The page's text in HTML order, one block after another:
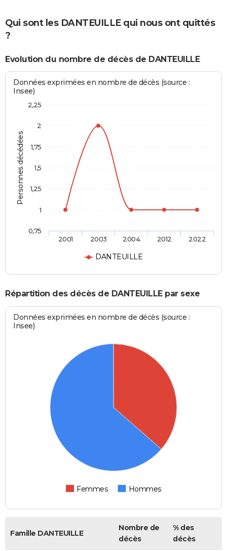
Qui sont les DANTEUILLE qui nous ont quittés
?
Evolution du nombre de décès de DANTEUILLE
Personnes décédées
Données exprimées en nombre de décès (source :
Insee)
DANTEUILLE
2001 2003 2004 2012 2022
0,75
1
1,25
1,5
1,75
2
2,25
Répartition des décès de DANTEUILLE par sexe
Données exprimées en nombre de décès (source :
Insee)
Femmes Hommes
Famille DANTEUILLE
Nombre de
décès
% des
décès